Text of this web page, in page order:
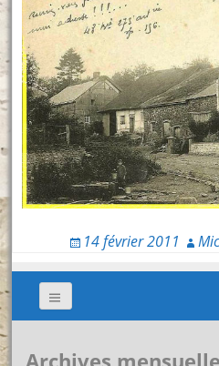
14 février 2011
Archives